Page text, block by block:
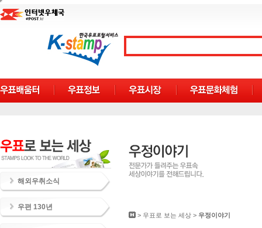
해외우취소식
우편 130년
> 우표로 보는 세상 > 우정이야기